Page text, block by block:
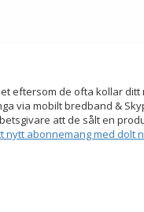
eftersom de ofta kollar
via mobilt bredband &
att de sålt en
nytt abonnemang med dolt